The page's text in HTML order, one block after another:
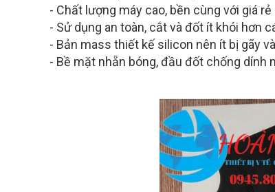
- Chất lượng máy cao, bền cùng với giá
- Sử dụng an toàn, cắt và đốt ít khói hơn
- Bản mass thiết kế silicon nên ít bị gãy
- Bề mặt nhẵn bóng, đầu đốt chống dính